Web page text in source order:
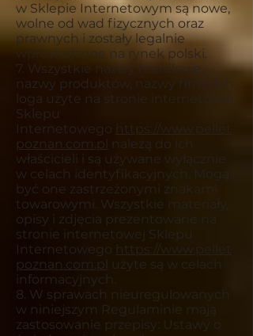
w Sklepie Internetowym są nowe,
wolne od wad fizycznych oraz
prawnych i zostały legalnie
wprowadzone na rynek polski.
7. Wszystkie nazwy handlowe,
nazwy produktów, nazwy firm i ich
loga użyte na stronie internetowej
Sklepu
Internetowego
https://www.pellet
poznan.com.pl należą do ich
właścicieli i są używane wyłącznie
w celach identyfikacyjnych. Mogą
być one zastrzeżonymi znakami
towarowymi. Wszystkie materiały,
opisy i zdjęcia prezentowane na
stronie internetowej Sklepu
Internetowego
https://www.pellet
poznan.com.pl użyte są w celach
informacyjnych.
8. W sprawach nieuregulowanych
w niniejszym Regulaminie mają
zastosowanie przepisy: Ustawy o